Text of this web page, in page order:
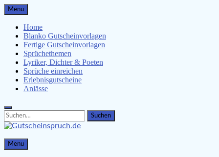
Skip
to
content
Menu
Home
Blanko Gutscheinvorlagen
Fertige Gutscheinvorlagen
Sprüchethemen
Lyriker, Dichter & Poeten
Sprüche einreichen
Erlebnisgutscheine
Anlässe
Search
for:
Search
Gutscheinspruch.de
Gutscheinsprüche & Gutscheinvorlagen finden
Menu